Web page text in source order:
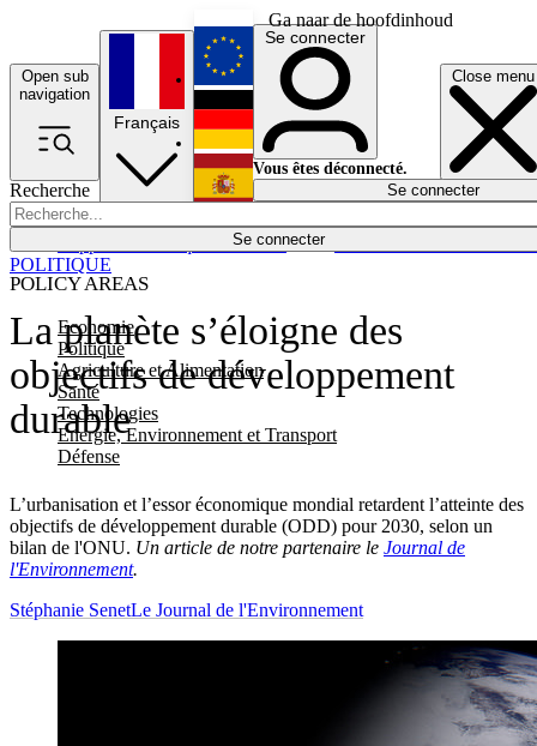
Ga naar de hoofdinhoud
Open sub
navigation
Close menu
Recherche
Se connecter
POLICY AREAS
Economie
Politique
Agriculture et Alimentation
Santé
Technologies
Energie, Environnement et Transport
Défense
Économie
Français
English
Deutsch
Español
Se connecter
Vous êtes déconnecté.
Se connecter
La planète s’éloigne des
objectifs de développement
durable
L’urbanisation et l’essor économique mondial retardent l’atteinte des
objectifs de développement durable (ODD) pour 2030, selon un
bilan de l'ONU. Un article de notre partenaire le Journal de
l'Environnement.
POLITIQUE
Stéphanie SenetLe Journal de l'Environnement